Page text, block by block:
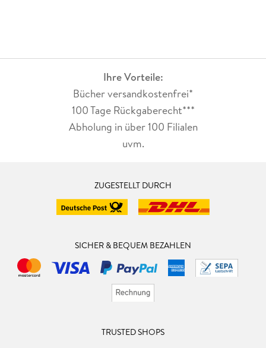
Ihre Vorteile:
Bücher versandkostenfrei*
100 Tage Rückgaberecht***
Abholung in über 100 Filialen
uvm.
ZUGESTELLT DURCH
SICHER & BEQUEM BEZAHLEN
TRUSTED SHOPS